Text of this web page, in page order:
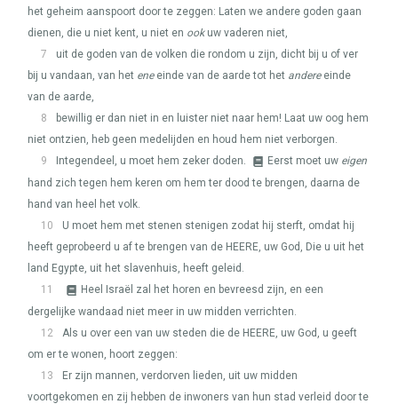
het geheim aanspoort door te zeggen: Laten we andere goden gaan
dienen, die u niet kent, u niet en ookuw vaderen niet,
7
uit de goden van de volken die rondom u zijn, dicht bij u of ver
bij u vandaan, van het eneeinde van de aarde tot het andereeinde
van de aarde,
8
bewillig er dan niet in en luister niet naar hem! Laat uw oog hem
niet ontzien, heb geen medelijden en houd hem niet verborgen.
9
Integendeel, u moet hem zeker doden. Eerst moet uw eigen
hand zich tegen hem keren om hem ter dood te brengen, daarna de
hand van heel het volk.
10
U moet hem met stenen stenigen zodat hij sterft, omdat hij
heeft geprobeerd u af te brengen van de HEERE, uw God, Die u uit het
land Egypte, uit het slavenhuis, heeft geleid.
11
Heel Israël zal het horen en bevreesd zijn, en een
dergelijke wandaad niet meer in uw midden verrichten.
12
Als u over een van uw steden die de HEERE, uw God, u geeft
om er te wonen, hoort zeggen:
13
Er zijn mannen, verdorven lieden, uit uw midden
voortgekomen en zij hebben de inwoners van hun stad verleid door te